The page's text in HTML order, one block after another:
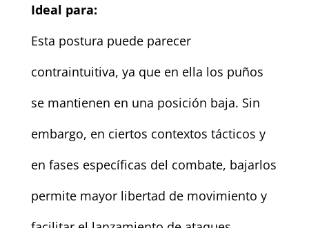
Ideal para:
Esta postura puede parecer
contraintuitiva, ya que en ella los puños
se mantienen en una posición baja. Sin
embargo, en ciertos contextos tácticos y
en fases específicas del combate, bajarlos
permite mayor libertad de movimiento y